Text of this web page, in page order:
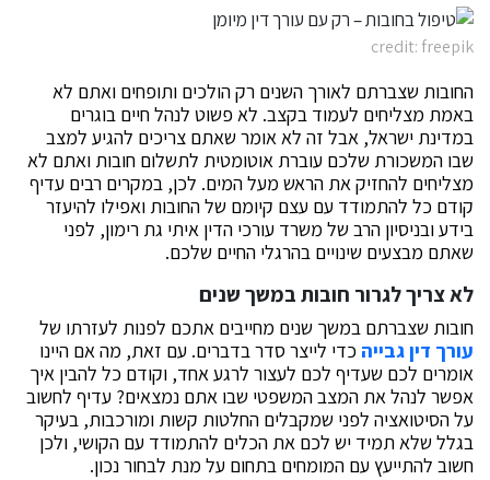
credit: freepik
החובות שצברתם לאורך השנים רק הולכים ותופחים ואתם לא
באמת מצליחים לעמוד בקצב. לא פשוט לנהל חיים בוגרים
במדינת ישראל, אבל זה לא אומר שאתם צריכים להגיע למצב
שבו המשכורת שלכם עוברת אוטומטית לתשלום חובות ואתם לא
מצליחים להחזיק את הראש מעל המים. לכן, במקרים רבים עדיף
קודם כל להתמודד עם עצם קיומם של החובות ואפילו להיעזר
בידע ובניסיון הרב של משרד עורכי הדין איתי גת רימון, לפני
שאתם מבצעים שינויים בהרגלי החיים שלכם.
לא צריך לגרור חובות במשך שנים
חובות שצברתם במשך שנים מחייבים אתכם לפנות לעזרתו של
עורך דין גבייה כדי לייצר סדר בדברים. עם זאת, מה אם היינו
אומרים לכם שעדיף לכם לעצור לרגע אחד, וקודם כל להבין איך
אפשר לנהל את המצב המשפטי שבו אתם נמצאים? עדיף לחשוב
על הסיטואציה לפני שמקבלים החלטות קשות ומורכבות, בעיקר
בגלל שלא תמיד יש לכם את הכלים להתמודד עם הקושי, ולכן
חשוב להתייעץ עם המומחים בתחום על מנת לבחור נכון.